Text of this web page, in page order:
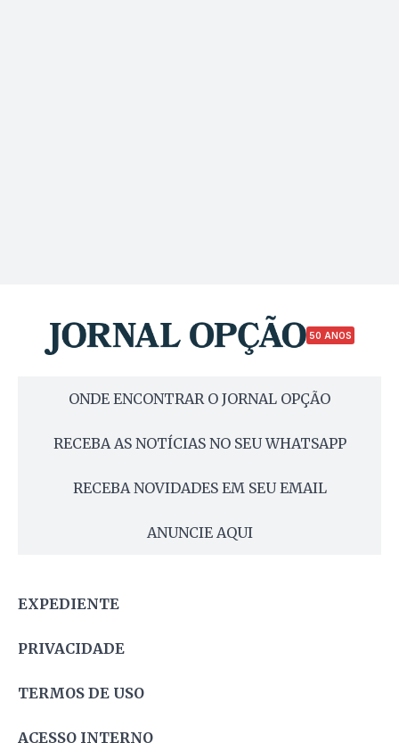
50 ANOS
ONDE ENCONTRAR O JORNAL OPÇÃO
RECEBA AS NOTÍCIAS NO SEU WHATSAPP
RECEBA NOVIDADES EM SEU EMAIL
ANUNCIE AQUI
EXPEDIENTE
PRIVACIDADE
TERMOS DE USO
ACESSO INTERNO